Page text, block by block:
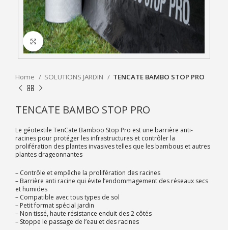
Click to enlarge
Home SOLUTIONS JARDIN TENCATE BAMBO STOP PRO
TENCATE BAMBO STOP PRO
Le géotextile TenCate Bamboo Stop Pro est une barrière anti-
racines pour protéger les infrastructures et contrôler la
prolifération des plantes invasives telles que les bambous et autres
plantes drageonnantes
– Contrôle et empêche la prolifération des racines
– Barrière anti racine qui évite l’endommagement des réseaux secs
et humides
– Compatible avec tous types de sol
– Petit format spécial jardin
– Non tissé, haute résistance enduit des 2 côtés
– Stoppe le passage de l’eau et des racines